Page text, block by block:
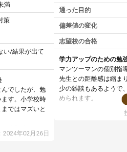
満
策
い/結果が出て
でしたが、勉
す。小学校時
ではマズいと
小学校時代の
が大きかったで
2024年02月26日
通った目的
偏差値の変化
志望校の合格
学力アップのための勉
マンツーマンの個別指
先生との距離感は縮ま
少の雑談もあるようで
められます。
単に学力アップを目指
く、勉強の進め方もア